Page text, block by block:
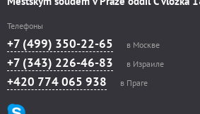
Телефоны
+7 (499) 350-22-65 в Москве
+7 (343) 226-46-83 в Израиле
+420 774 065 938 в Праге